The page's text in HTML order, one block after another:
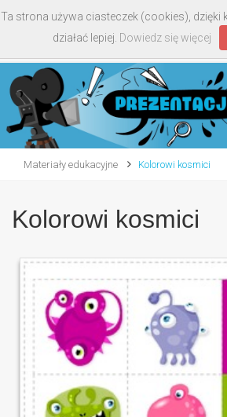
Materiały edukacyjne Kolorowi kosmici
Kolorowi kosmici
Ta strona używa ciasteczek (cookies),
działać lepiej. Dowiedz się więcej